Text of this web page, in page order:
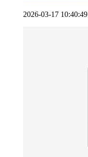
2026-03-17 10:40:49